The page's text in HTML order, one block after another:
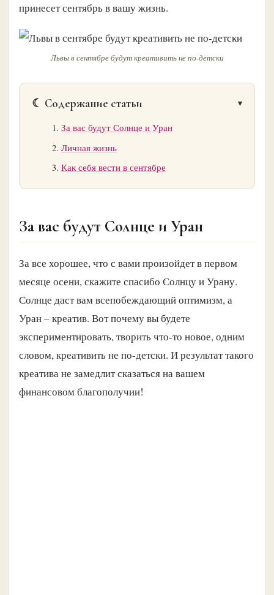
принесет сентябрь в вашу жизнь.
Львы в сентябре будут креативить не по-детски
☾ Содержание статьи
За вас будут Солнце и Уран
Личная жизнь
Как себя вести в сентябре
За вас будут Солнце и Уран
За все хорошее, что с вами произойдет в первом
месяце осени, скажите спасибо Солнцу и Урану.
Солнце даст вам всепобеждающий оптимизм, а
Уран – креатив. Вот почему вы будете
экспериментировать, творить что-то новое, одним
словом, креативить не по-детски. И результат такого
креатива не замедлит сказаться на вашем
финансовом благополучии!